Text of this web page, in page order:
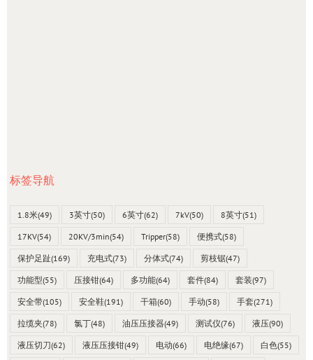
标签导航
1.8米(49) 3英寸(50) 6英寸(62) 7kV(50) 8英寸(51)
17KV(54) 20KV/3min(54) Tripper(58) 便携式(58)
保护足趾(169) 充电式(73) 分体式(74) 剪枝锯(47)
功能型(55) 压接钳(64) 多功能(64) 套件(84) 套装(97)
安全带(105) 安全鞋(191) 干箱(60) 手动(58) 手套(271)
拉缆夹(78) 氯丁(48) 油压压接器(49) 测试仪(76) 液压(90)
液压切刀(62) 液压压接钳(49) 电动(66) 电绝缘(67) 白色(55)